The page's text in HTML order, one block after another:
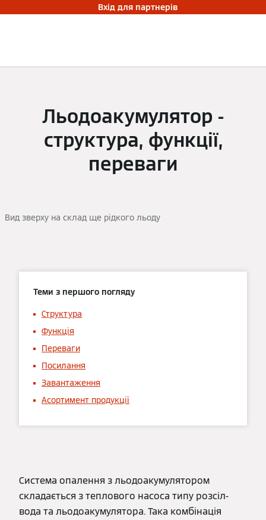
Вхід для партнерів
Льодоакумулятор -
структура, функції,
переваги
Вид зверху на склад ще рідкого льоду
Теми з першого погляду
Структура
Функція
Переваги
Посилання
Завантаження
Асортимент продукції
Система опалення з льодоакумулятором
складається з теплового насоса типу розсіл-
вода та льодоакумулятора. Така комбінація